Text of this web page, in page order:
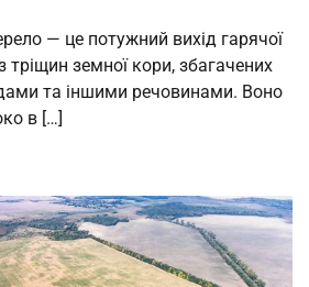
— це потужний вихід гарячої
тріщин земної кори, збагачених
та іншими речовинами. Воно
в […]